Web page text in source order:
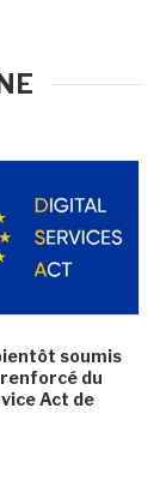
soumis
du
Act de